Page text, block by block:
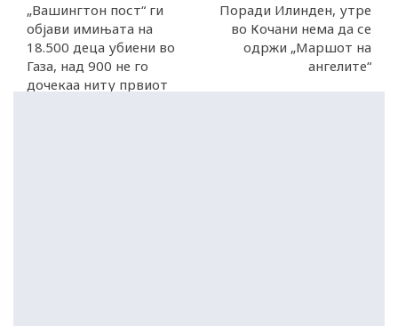
„Вашингтон пост“ ги
објави имињата на
18.500 деца убиени во
Газа, над 900 не го
дочекаа ниту првиот
Поради Илинден, утре
во Кочани нема да се
одржи „Маршот на
ангелите“